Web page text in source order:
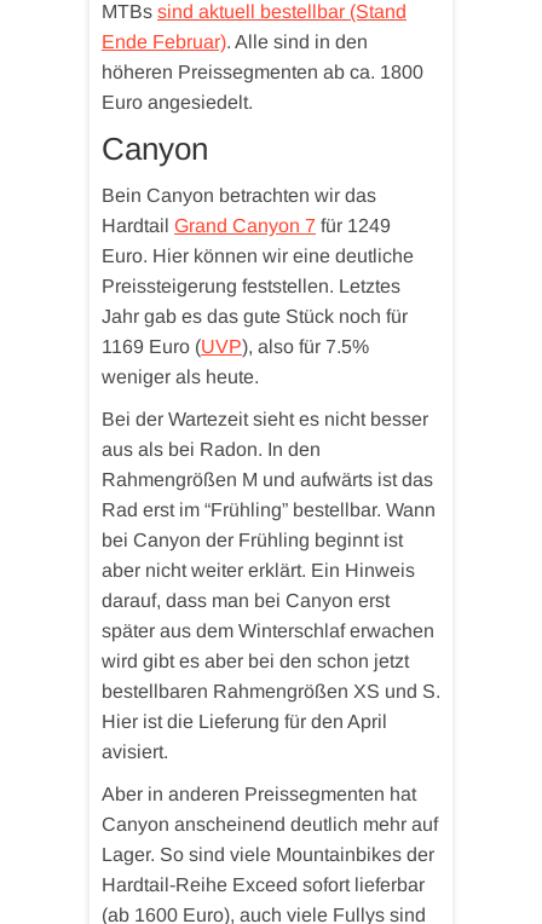
MTBs sind aktuell bestellbar (Stand
Ende Februar). Alle sind in den
höheren Preissegmenten ab ca. 1800
Euro angesiedelt.
Canyon
Bein Canyon betrachten wir das
Hardtail Grand Canyon 7 für 1249
Euro. Hier können wir eine deutliche
Preissteigerung feststellen. Letztes
Jahr gab es das gute Stück noch für
1169 Euro (UVP), also für 7.5%
weniger als heute.
Bei der Wartezeit sieht es nicht besser
aus als bei Radon. In den
Rahmengrößen M und aufwärts ist das
Rad erst im “Frühling” bestellbar. Wann
bei Canyon der Frühling beginnt ist
aber nicht weiter erklärt. Ein Hinweis
darauf, dass man bei Canyon erst
später aus dem Winterschlaf erwachen
wird gibt es aber bei den schon jetzt
bestellbaren Rahmengrößen XS und S.
Hier ist die Lieferung für den April
avisiert.
Aber in anderen Preissegmenten hat
Canyon anscheinend deutlich mehr auf
Lager. So sind viele Mountainbikes der
Hardtail-Reihe Exceed sofort lieferbar
(ab 1600 Euro), auch viele Fullys sind